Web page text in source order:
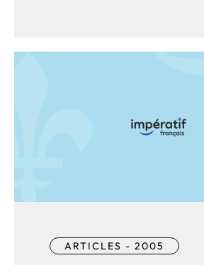
ARTICLES - 2005